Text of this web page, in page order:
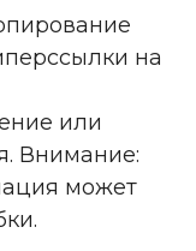
на
или
Внимание:
может